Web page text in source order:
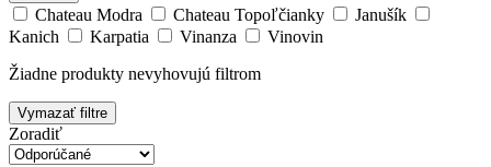
Chateau Modra Chateau Topoľčianky
Janušík
Kanich
Karpatia Vinanza
Vinovin
Žiadne produkty nevyhovujú filtrom
Vymazať filtre
Zoradiť